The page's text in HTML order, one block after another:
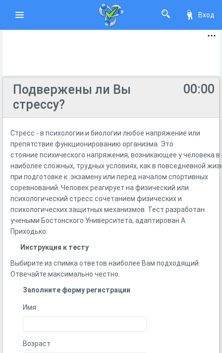
Вход
00:00
Подвержены ли Вы
стрессу?
Стресс - в психологии и биологии любое напряжение или
препятствие функционированию организма. Это
стояние психического напряжения, возникающее у человека
наиболее сложных, трудных условиях, как в повседневной
при подготовке к экзамену или перед началом спортивных
соревнований. Человек реагирует на физический или
психологический стресс сочетанием физических и
психологических защитных механизмов. Тест разработан
учеными Бостонского Университета, адаптирован А.
Приходько
Инструкция к тесту
Выбирите из спимка ответов наиболее Вам подходящий.
Отвечайте максимально честно.
Заполните форму регистрации
Имя
Возраст